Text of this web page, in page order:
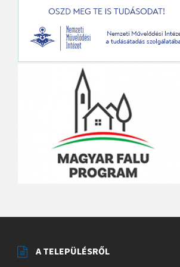
A TELEPÜLÉSRŐL